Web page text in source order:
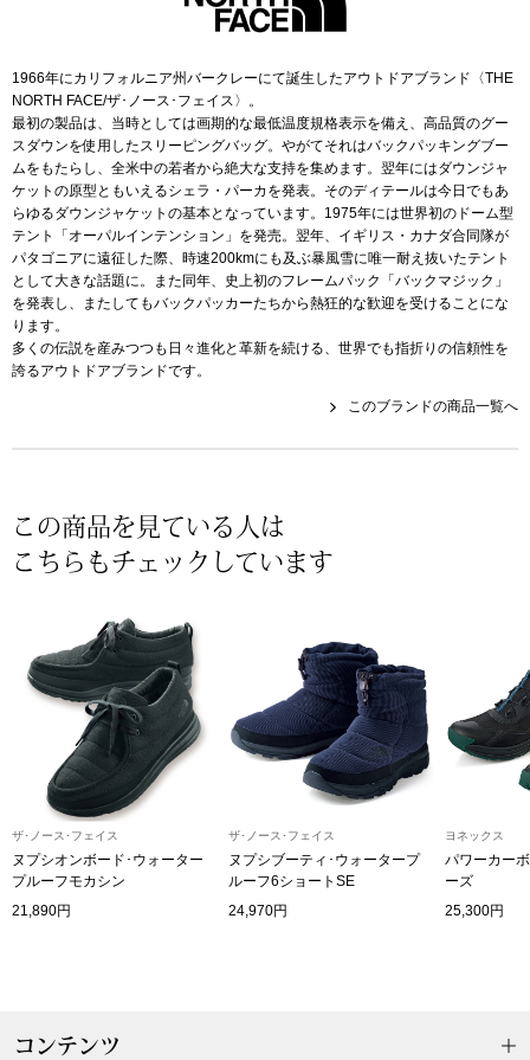
集
ビー すべて見る
ク
ーブルウェア
ズ
ウオッチ／ア
ウオッチ
ネックレス
ブレスレット
その他
マフラー／ス
スカーフ／ス
1966年にカリフォルニア州バークレーにて誕生したアウトドアブランド〈THE
NORTH FACE/ザ･ノース･フェイス〉。
最初の製品は、当時としては画期的な最低温度規格表示を備え、高品質のグー
スダウンを使用したスリーピングバッグ。やがてそれはバックパッキングブー
ムをもたらし、全米中の若者から絶大な支持を集めます。翌年にはダウンジャ
ケットの原型ともいえるシェラ・パーカを発表。そのディテールは今日でもあ
らゆるダウンジャケットの基本となっています。1975年には世界初のドーム型
テント「オーパルインテンション」を発売。翌年、イギリス・カナダ合同隊が
パタゴニアに遠征した際、時速200kmにも及ぶ暴風雪に唯一耐え抜いたテント
として大きな話題に。また同年、史上初のフレームパック「バックマジック」
を発表し、またしてもバックパッカーたちから熱狂的な歓迎を受けることにな
ります。
多くの伝説を産みつつも日々進化と革新を続ける、世界でも指折りの信頼性を
誇るアウトドアブランドです。
このブランドの商品一覧へ
この商品を見ている人は
こちらもチェックしています
ザ･ノース･フェイス
ヌプシオンボード･ウォーター
プルーフモカシン
21,890円
ザ･ノース･フェイス
ヌプシブーティ･ウォータープ
ルーフ6ショートSE
24,970円
ヨネックス
パワーカー
ーズ
25,300円
コンテンツ